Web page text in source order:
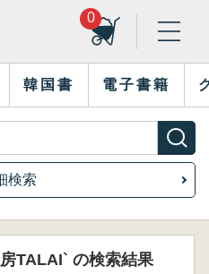
0
韓国書 電子書籍
検索
TALAI` の検索結果